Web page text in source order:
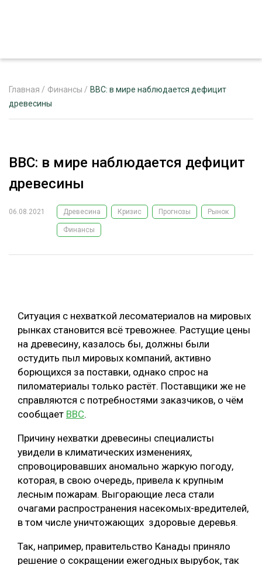
РЕКЛАМОДАТЕЛЯМ
ЛЕСНОЕ ХОЗЯЙСТВО
ЛЕСОЗАГОТОВКА
БИОЭНЕРГЕТИКА
ЛЕСОВОССТАНОВЛЕНИЕ И ЗАЩИТА
ЛОГИСТИКА
ПРОИЗВОДСТВО ДРЕВЕСНЫХ ПЛИТ
ЦБП
КОМПЛЕКСНАЯ ПЕРЕРАБОТКА
ЛЕСОПИЛЕНИЕ
ДЕРЕВЯННОЕ ДОМОСТРОЕНИЕ
БЕЗОПАСНОЕ ПРОИЗВОДСТВО
СОРТИРОВКА ДРЕВЕСИНЫ
СУШКА ДРЕВЕСИНЫ
МЕБЕЛЬНОЕ ПРОИЗВОДСТВО
ПОДБОРКИ СТАТЕЙ
Главная / Финансы / BBC: в мире наблюдается дефицит
древесины
BBC: в мире наблюдается дефицит
древесины
06.08.2021 Древесина Кризис Прогнозы Рынок
Финансы
Ситуация с нехваткой лесоматериалов на мировых
рынках становится всё тревожнее. Растущие цены
на древесину, казалось бы, должны были
остудить пыл мировых компаний, активно
борющихся за поставки, однако спрос на
пиломатериалы только растёт. Поставщики же не
справляются с потребностями заказчиков, о чём
сообщает ВВС.
Причину нехватки древесины специалисты
увидели в климатических изменениях,
спровоцировавших аномально жаркую погоду,
которая, в свою очередь, привела к крупным
лесным пожарам. Выгорающие леса стали
очагами распространения насекомых-вредителей,
в том числе уничтожающих здоровые деревья.
Так, например, правительство Канады приняло
решение о сокращении ежегодных вырубок, так